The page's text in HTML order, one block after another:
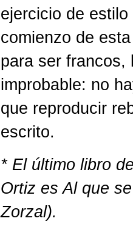
ejercicio de
comienzo de
para ser francos,
improbable: no
que reproducir
escrito.
* El último libro
Ortiz es Al que
Zorzal).